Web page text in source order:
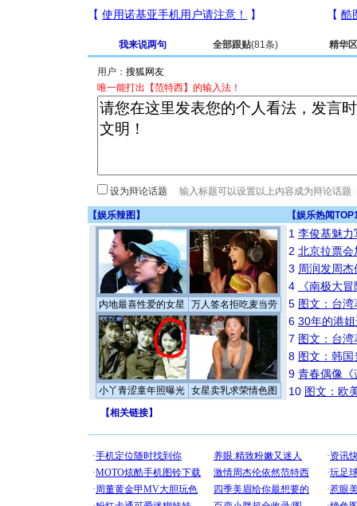
我来说两句 全部跟贴(81条) 精华区
用户：
唯一能打出【范特西】的输入法！
设为辩论话题
【娱乐辣图 】 【娱乐热闻
内地最喜性爱的女星 万人签名拒吃麦当劳
小丫青涩童年照曝光 女星卖乳求荣情色图
1 李俊基魅力
2 北京拉票
3 周润发周
4
《南极大
5 图文：台
6 30年的港
7 图文：台
8 图文：韩
9 青春偶像《
10 图文：欧
【相关链接】